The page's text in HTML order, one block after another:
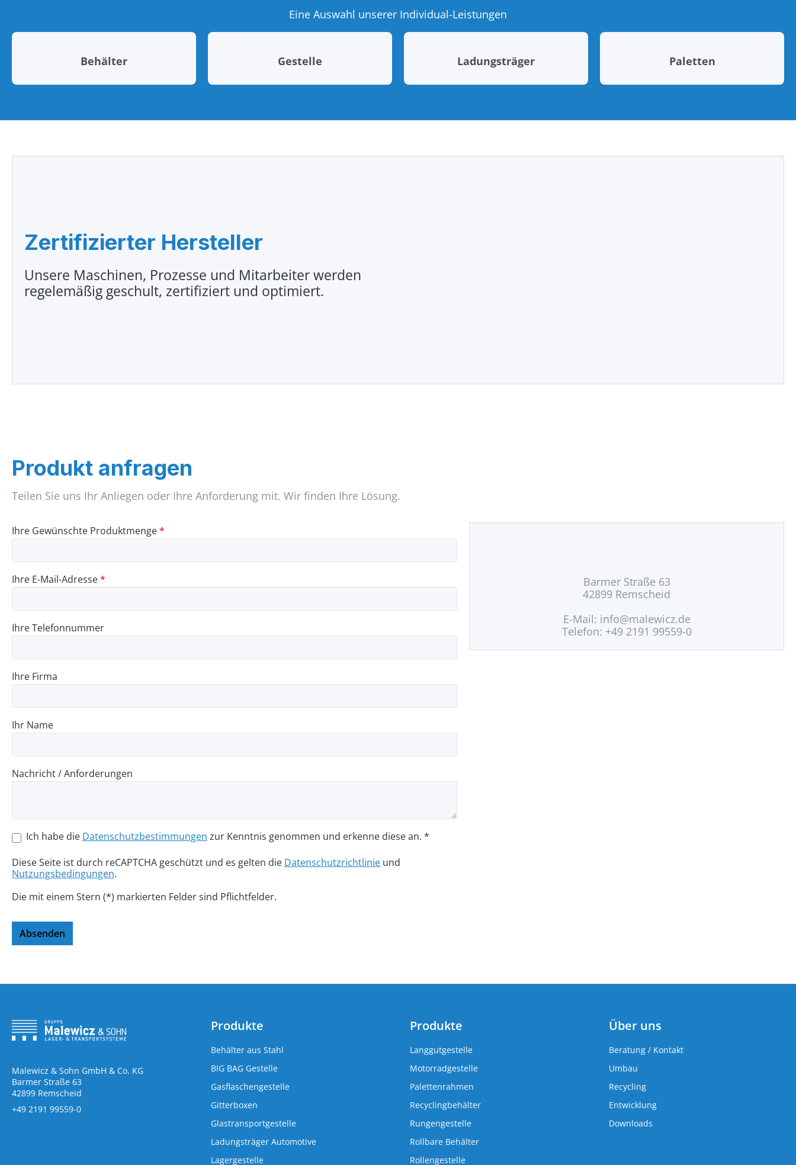
Eine Auswahl unserer Individual-Leistungen
Behälter Gestelle Ladungsträger Paletten
Zertifizierter Hersteller
Unsere Maschinen, Prozesse und Mitarbeiter werden
regelemäßig geschult, zertifiziert und optimiert.
Produkt anfragen
Teilen Sie uns Ihr Anliegen oder Ihre Anforderung mit. Wir finden Ihre Lösung.
Ihre Gewünschte Produktmenge*
Ihre E-Mail-Adresse*
Ihre Telefonnummer
Ihre Firma
Ihr Name
Nachricht / Anforderungen
Ich habe die Datenschutzbestimmungen zur Kenntnis genommen und erkenne diese an. *
Diese Seite ist durch reCAPTCHA geschützt und es gelten die Datenschutzrichtlinie und
Nutzungsbedingungen.
Die mit einem Stern (*) markierten Felder sind Pflichtfelder.
Absenden
Barmer Straße 63
42899 Remscheid
E-Mail: info@malewicz.de
Telefon: +49 2191 99559-0
Malewicz & Sohn GmbH & Co. KG
Barmer Straße 63
42899 Remscheid
+49 2191 99559-0
Produkte
Behälter aus Stahl
BIG BAG Gestelle
Gasflaschengestelle
Gitterboxen
Glastransportgestelle
Ladungsträger Automotive
Lagergestelle
Produkte
Langgutgestelle
Motorradgestelle
Palettenrahmen
Recyclingbehälter
Rungengestelle
Rollbare Behälter
Rollengestelle
Über uns
Beratung / Kontakt
Umbau
Recycling
Entwicklung
Downloads